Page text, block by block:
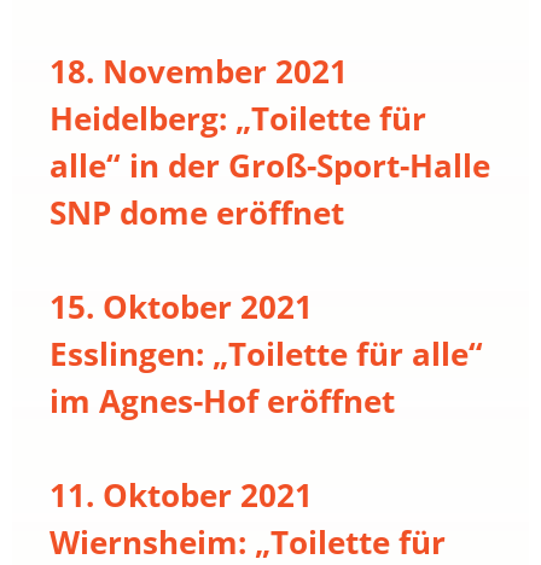
18. November 2021
Heidelberg: „Toilette für
alle“ in der Groß-Sport-Halle
SNP dome eröffnet
15. Oktober 2021
Esslingen: „Toilette für alle“
im Agnes-Hof eröffnet
11. Oktober 2021
Wiernsheim: „Toilette für